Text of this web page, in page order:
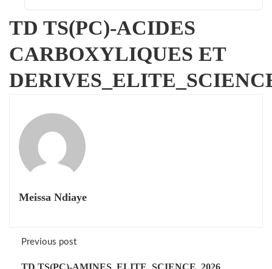
TD TS(PC)-ACIDES
CARBOXYLIQUES ET
Meissa Ndiaye
Previous post
TD TS(PC)-AMINES_ELITE_SCIENCE_2026